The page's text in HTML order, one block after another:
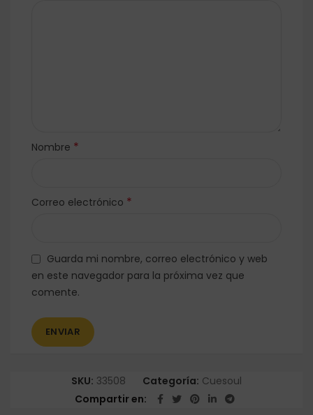
Nombre *
Correo electrónico *
Guarda mi nombre, correo electrónico y web
en este navegador para la próxima vez que
comente.
SKU: 33508 Categoría: Cuesoul
Compartir en